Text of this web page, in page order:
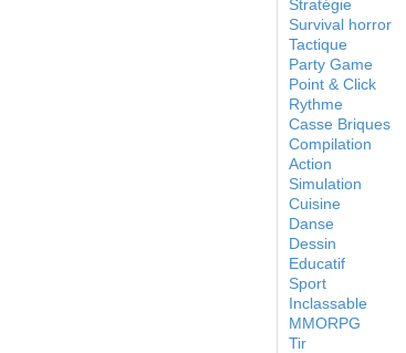
Stratégie
Survival horror
Tactique
Party Game
Point & Click
Rythme
Casse Briques
Compilation
Action
Simulation
Cuisine
Danse
Dessin
Educatif
Sport
Inclassable
MMORPG
Tir